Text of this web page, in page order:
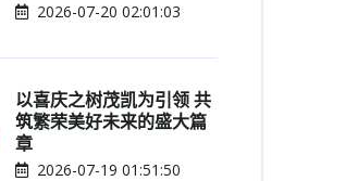
2026-07-20 02:01:03
以喜庆之树茂凯为引领 共
筑繁荣美好未来的盛大篇
章
2026-07-19 01:51:50